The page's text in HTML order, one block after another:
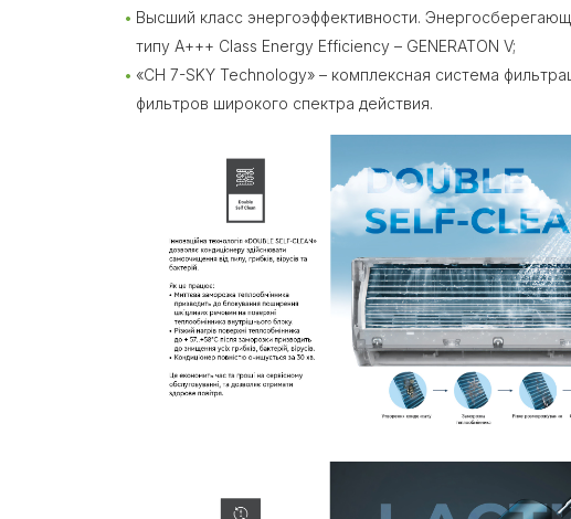
Высший класс энергоэффективности.
типу А+++ Class Energy Efficiency – GENERATON V;
«CH 7-SKY Technology» – комплексная система
фильтров широкого спектра действия.